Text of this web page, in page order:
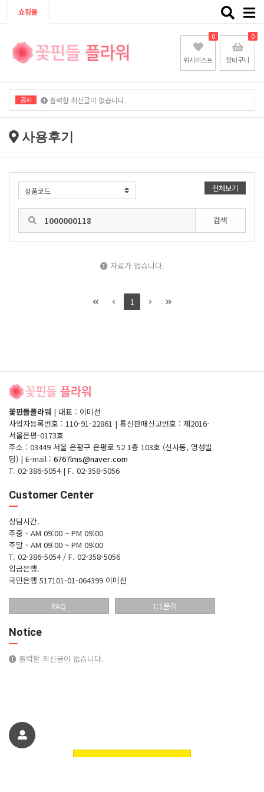
쇼핑몰
Toggle
위시리스트
0
장바구니
0
공지 출력할 최신글이 없습니다.
출력할 최신글이 없습니다.
사용후기
전체보기
검색
자료가 없습니다.
1
꽃핀들플라워 | 대표 : 이미선
사업자등록번호 : 110-91-22861 | 통신판매신고번호 : 제2016-
서울은평-0173호
주소 : 03449 서울 은평구 은평로 52 1층 103호 (신사동, 명성빌
딩) | E-mail : 6767lms@naver.com
T. 02-386-5054 | F. 02-358-5056
Customer Center
상담시간.
주중 - AM 09:00 ~ PM 09:00
주말 - AM 09:00 ~ PM 09:00
T. 02-386-5054 / F. 02-358-5056
입금은행.
국민은행 517101-01-064399 이미선
FAQ 1:1문의
Notice
출력할 최신글이 없습니다.
친구에게 추천하기